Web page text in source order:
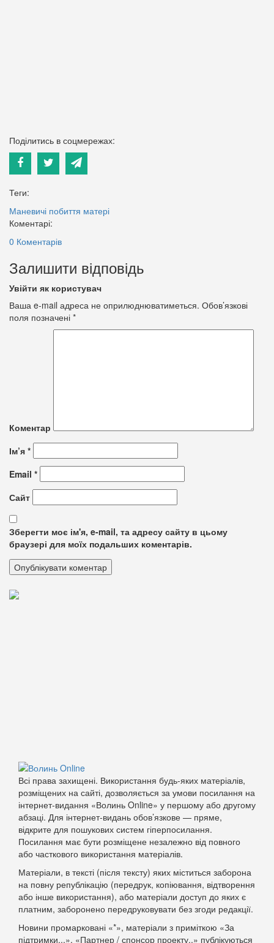
Поділитись в соцмережах:
Теги:
Маневичі побиття матері
Коментарі:
0 Коментарів
Залишити відповідь
Увійти як користувач
Ваша e-mail адреса не оприлюднюватиметься. Обов’язкові
поля позначені *
Коментар
Ім’я *
Email *
Сайт
Зберегти моє ім'я, e-mail, та адресу сайту в цьому
браузері для моїх подальших коментарів.
Всі права захищені. Використання будь-яких матеріалів,
розміщених на сайті, дозволяється за умови посилання на
інтернет-видання «Волинь Online» у першому або другому
абзаці. Для інтернет-видань обов’язкове — пряме,
відкрите для пошукових систем гіперпосилання.
Посилання має бути розміщене незалежно від повного
або часткового використання матеріалів.
Матеріали, в тексті (після тексту) яких міститься заборона
на повну републікацію (передрук, копіювання, відтворення
або інше використання), або матеріали доступ до яких є
платним, заборонено передруковувати без згоди редакції.
Новини промарковані «*», матеріали з приміткою «За
підтримки...», «Партнер / спонсор проекту..» публікуються